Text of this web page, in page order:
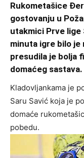
Rukometašice
gostovanju u
utakmici Prve
minuta igre bilo je
presudila je bolja
domaćeg sastava.
Kladovljankama je
Saru Savić koja je
domaće
pobedu.